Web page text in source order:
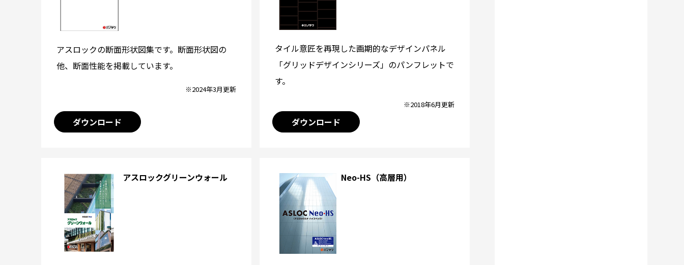
アスロックの断面形状図集です。断面形状図の
他、断面性能を掲載しています。
※2024年3月更新
ダウンロード
タイル意匠を再現した画期的なデザインパネル
「グリッドデザインシリーズ」のパンフレットで
す。
※2018年6月更新
ダウンロード
アスロックグリーンウォール Neo-HS（高層用）